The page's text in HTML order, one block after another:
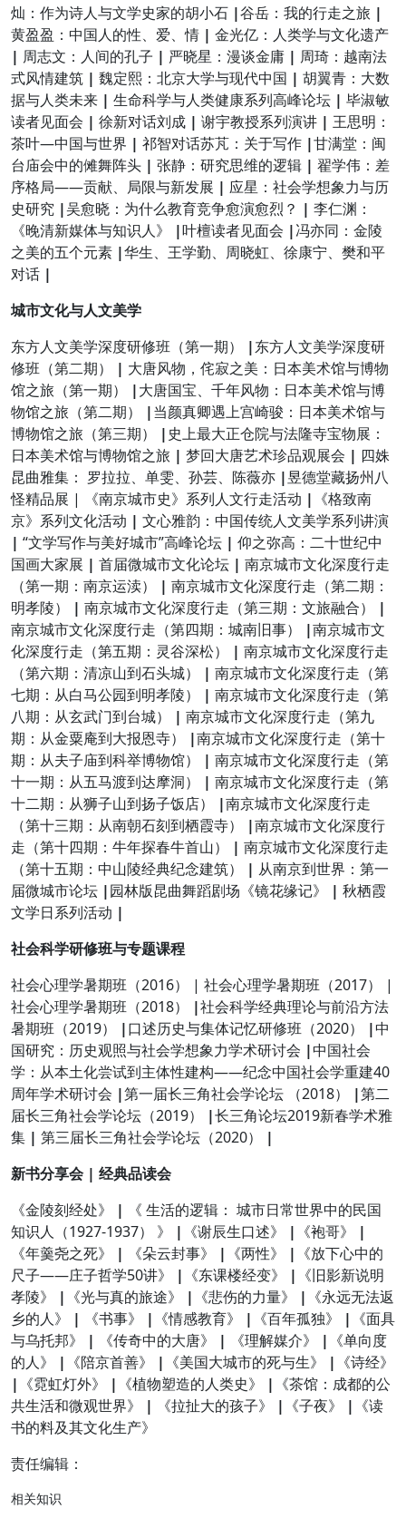
灿：作为诗人与文学史家的胡小石 |谷岳：我的行走之旅 |
黄盈盈：中国人的性、爱、情 | 金光亿：人类学与文化遗产
| 周志文：人间的孔子 | 严晓星：漫谈金庸 | 周琦：越南法
式风情建筑 | 魏定熙：北京大学与现代中国 | 胡翼青：大数
据与人类未来 | 生命科学与人类健康系列高峰论坛 | 毕淑敏
读者见面会 | 徐新对话刘成 | 谢宇教授系列演讲 | 王思明：
茶叶—中国与世界 | 祁智对话苏芃：关于写作 |甘满堂：闽
台庙会中的傩舞阵头 | 张静：研究思维的逻辑 | 翟学伟：差
序格局——贡献、局限与新发展 | 应星：社会学想象力与历
史研究 |吴愈晓：为什么教育竞争愈演愈烈？ | 李仁渊：
《晚清新媒体与知识人》
|叶檀读者见面会 |冯亦同：金陵
之美的五个元素 |华生、王学勤、周晓虹、徐康宁、樊和平
对话 |
城市文化与人文美学
东方人文美学深度研修班（第一期）
|东方人文美学深度研
修班（第二期）
| 大唐风物，侘寂之美：日本美术馆与博物
馆之旅（第一期）
|大唐国宝、千年风物：日本美术馆与博
物馆之旅（第二期）
|当颜真卿遇上宫崎骏：日本美术馆与
博物馆之旅（第三期）
| 史上最大正仓院与法隆寺宝物展：
日本美术馆与博物馆之旅 | 梦回大唐艺术珍品观展会 | 四姝
昆曲雅集： 罗拉拉、单雯、孙芸、陈薇亦 |昱德堂藏扬州八
怪精品展 | 《南京城市史》系列人文行走活动 | 《格致南
京》系列文化活动 | 文心雅韵：中国传统人文美学系列讲演
| “文学写作与美好城市”高峰论坛 | 仰之弥高：二十世纪中
国画大家展 | 首届微城市文化论坛 | 南京城市文化深度行走
（第一期：南京运渎）
| 南京城市文化深度行走（第二期：
明孝陵）
| 南京城市文化深度行走（第三期：文旅融合）
|
南京城市文化深度行走（第四期：城南旧事）
|南京城市文
化深度行走（第五期：灵谷深松）
| 南京城市文化深度行走
（第六期：清凉山到石头城）
| 南京城市文化深度行走（第
七期：从白马公园到明孝陵）
| 南京城市文化深度行走（第
八期：从玄武门到台城）
| 南京城市文化深度行走（第九
期：从金粟庵到大报恩寺）
|南京城市文化深度行走（第十
期：从夫子庙到科举博物馆）
| 南京城市文化深度行走（第
十一期：从五马渡到达摩洞）
| 南京城市文化深度行走（第
十二期：从狮子山到扬子饭店）
|南京城市文化深度行走
（第十三期：从南朝石刻到栖霞寺）
|南京城市文化深度行
走（第十四期：牛年探春牛首山）
| 南京城市文化深度行走
（第十五期：中山陵经典纪念建筑）
| 从南京到世界：第一
届微城市论坛 |园林版昆曲舞蹈剧场《镜花缘记》 | 秋栖霞
文学日系列活动 |
社会科学研修班与专题课程
社会心理学暑期班（2016） | 社会心理学暑期班（2017） |
社会心理学暑期班（2018）
|社会科学经典理论与前沿方法
暑期班（2019）
|口述历史与集体记忆研修班（2020） |中
国研究：历史观照与社会学想象力学术研讨会 |中国社会
学：从本土化尝试到主体性建构——纪念中国社会学重建40
周年学术研讨会 |第一届长三角社会学论坛 （2018） |第二
届长三角社会学论坛（2019）
|长三角论坛2019新春学术雅
集 | 第三届长三角社会学论坛（2020）
|
新书分享会 | 经典品读会
《金陵刻经处》
|
《 生活的逻辑： 城市日常世界中的民国
知识人（1927-1937） 》
| 《谢辰生口述》 | 《袍哥》
|
《年羹尧之死》
| 《朵云封事》 | 《两性》 | 《放下心中的
尺子——庄子哲学50讲》
| 《东课楼经变》 | 《旧影新说明
孝陵》
| 《光与真的旅途》 | 《悲伤的力量》 | 《永远无法返
乡的人》
| 《书事》 | 《情感教育》 | 《百年孤独》 | 《面具
与乌托邦》
| 《传奇中的大唐》 | 《理解媒介》 | 《单向度
的人》
| 《陪京首善》 | 《美国大城市的死与生》 | 《诗经》
| 《霓虹灯外》 | 《植物塑造的人类史》 | 《茶馆：成都的公
共生活和微观世界》
| 《拉扯大的孩子》 | 《子夜》 | 《读
书的料及其文化生产》
责任编辑：
相关知识